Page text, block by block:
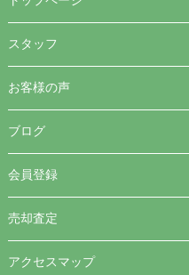
スタッフ
お客様の声
ブログ
会員登録
売却査定
アクセスマップ